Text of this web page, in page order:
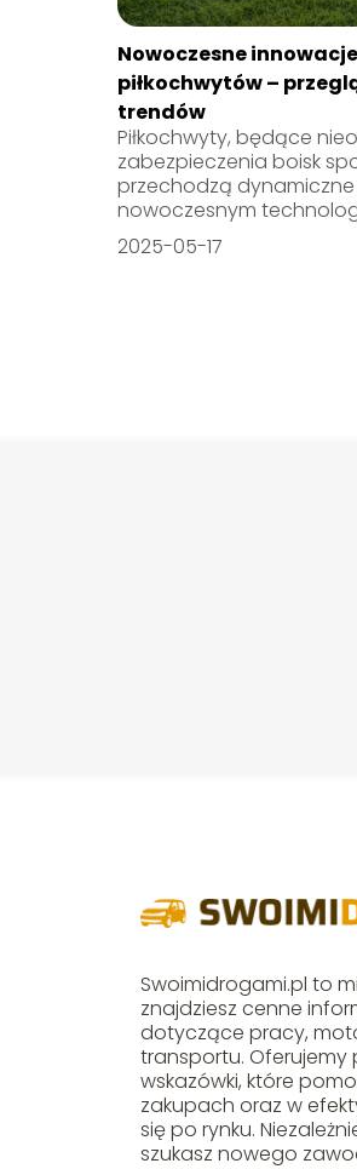
Nowoczesne
piłkochwytów –
trendów
Piłkochwyty, będące
zabezpieczenia boisk
przechodzą dynamiczne
nowoczesnym
2025-05-17
Swoimidrogami.pl to
znajdziesz cenne
dotyczące pracy,
transportu.
wskazówki, które
zakupach oraz w
się po rynku.
szukasz nowego